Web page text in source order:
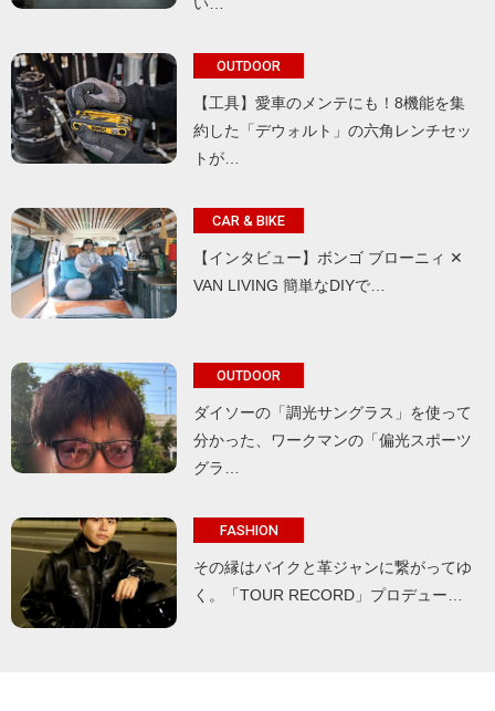
OUTDOOR
【工具】愛車のメンテにも！8機能を集
約した「デウォルト」の六角レンチセッ
トが…
CAR & BIKE
【インタビュー】ボンゴ ブローニィ ✕
VAN LIVING 簡単なDIYで…
OUTDOOR
ダイソーの「調光サングラス」を使って
分かった、ワークマンの「偏光スポーツ
グラ…
FASHION
その縁はバイクと革ジャンに繋がってゆ
く。「TOUR RECORD」プロデュー…